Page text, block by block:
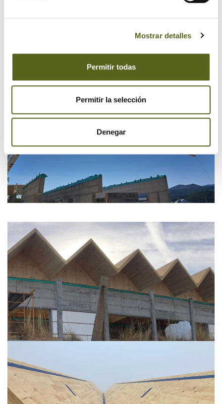
Mostrar detalles
Permitir todas
Permitir la selección
Denegar